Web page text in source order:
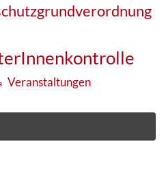
Veranstaltungen